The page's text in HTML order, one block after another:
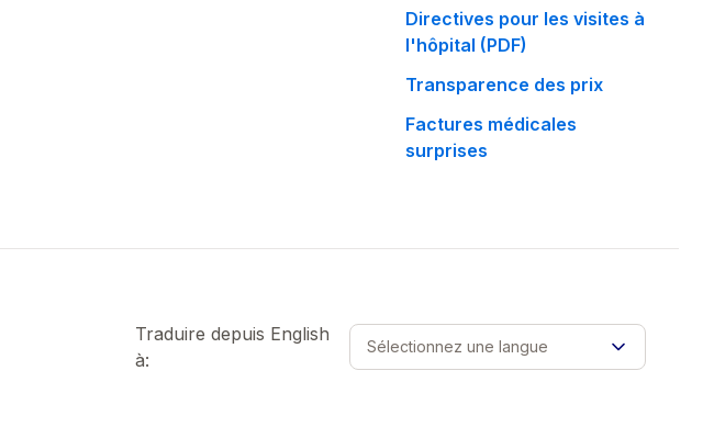
Directives pour les visites à
l'hôpital (PDF)
Transparence des prix
Factures médicales
surprises
Traduire depuis English
à:
Sélectionnez une langue